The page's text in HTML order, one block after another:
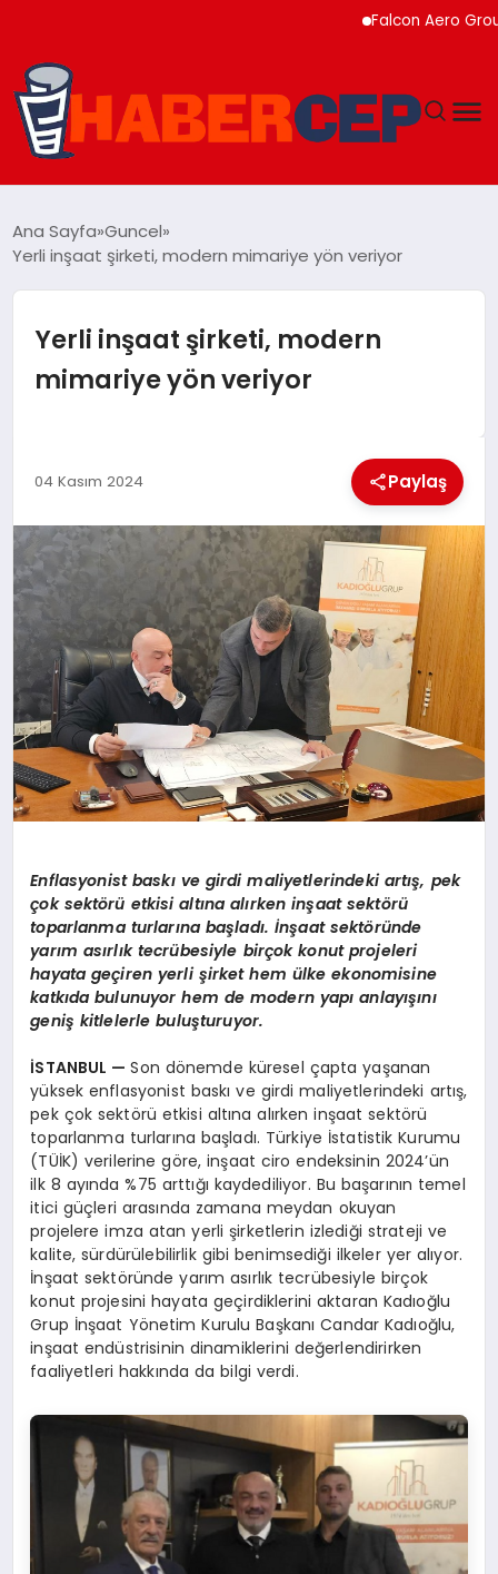
Falcon Aero Group,
GÜNDEM
TEKNOLOJI
EĞITIM
Ana Sayfa Guncel
Yerli inşaat şirketi, modern mimariye yön veriyor
Yerli inşaat şirketi, modern
mimariye yön veriyor
04 Kasım 2024 Paylaş
Enflasyonist baskı ve girdi maliyetlerindeki artış, pek
çok sektörü etkisi altına alırken inşaat sektörü
toparlanma turlarına başladı. İnşaat sektöründe
yarım asırlık tecrübesiyle birçok konut projeleri
hayata geçiren yerli şirkethem ülke ekonomisine
katkıda bulunuyor hem de modern yapı anlayışını
geniş kitlelerle buluşturuyor.
İSTANBUL —Son dönemde küresel çapta yaşanan
yüksek enflasyonist baskı ve girdi maliyetlerindeki artış,
pek çok sektörü etkisi altına alırken inşaat sektörü
toparlanma turlarına başladı. Türkiye İstatistik Kurumu
(TÜİK) verilerine göre, inşaat ciro endeksinin 2024’ün
ilk 8 ayında %75 arttığı kaydediliyor. Bu başarının temel
itici güçleri arasında zamana meydan okuyan
projelere imza atan yerli şirketlerin izlediği strateji ve
kalite, sürdürülebilirlik gibi benimsediği ilkeler yer alıyor.
İnşaat sektöründe yarım asırlık tecrübesiyle birçok
konut projesini hayata geçirdiklerini aktaran Kadıoğlu
Grup İnşaat Yönetim Kurulu Başkanı Candar Kadıoğlu,
inşaat endüstrisinin dinamiklerini değerlendirirken
faaliyetleri hakkında da bilgi verdi.